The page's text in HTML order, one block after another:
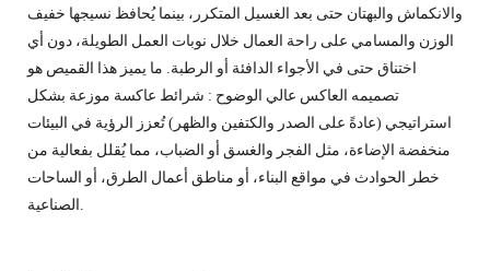
والانكماش والبهتان حتى بعد الغسيل المتكرر، بينما يُحافظ نسيجها خفيف
الوزن والمسامي على راحة العمال خلال نوبات العمل الطويلة، دون أي
اختناق حتى في الأجواء الدافئة أو الرطبة. ما يميز هذا القميص هو
تصميمه العاكس عالي الوضوح : شرائط عاكسة موزعة بشكل
استراتيجي (عادةً على الصدر والكتفين والظهر) تُعزز الرؤية في البيئات
منخفضة الإضاءة، مثل الفجر والغسق أو الضباب، مما يُقلل بفعالية من
خطر الحوادث في مواقع البناء، أو مناطق أعمال الطرق، أو الساحات